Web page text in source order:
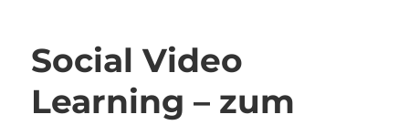
Social Video
Learning – zum